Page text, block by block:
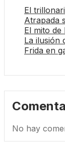
El
Atrapada
El mito de
La ilusión
Frida en
No hay